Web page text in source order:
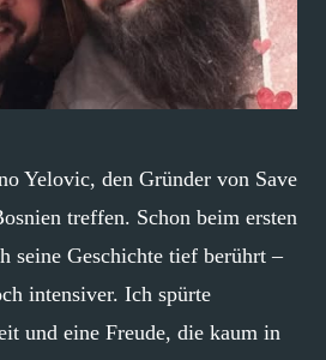
Yelovic, den Gründer von Save
treffen. Schon beim ersten
seine Geschichte tief berührt –
intensiver. Ich spürte
und eine Freude, die kaum in